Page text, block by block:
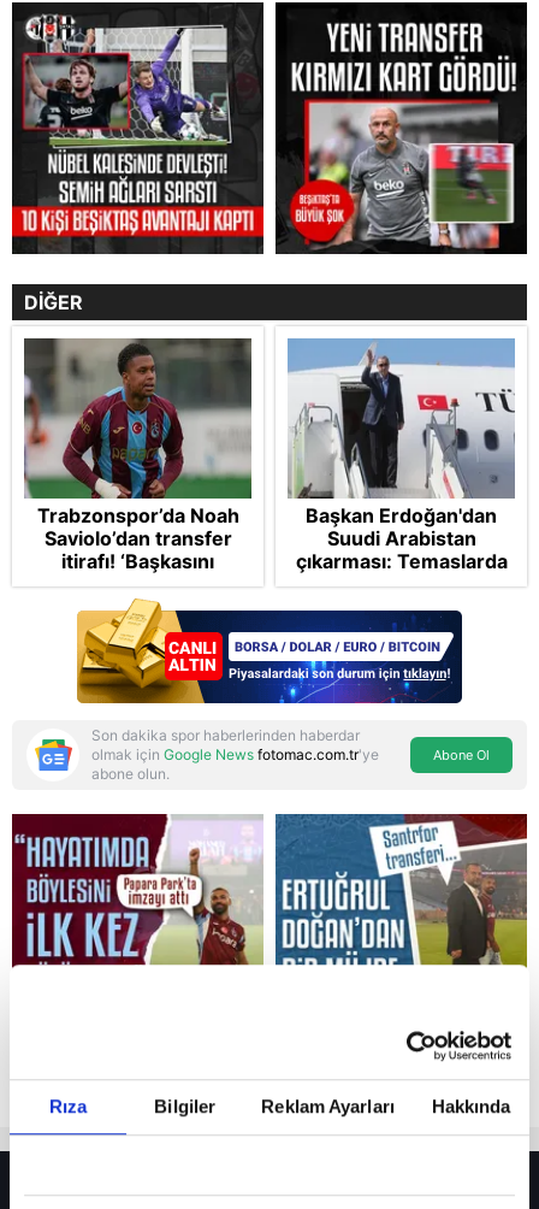
Rıza Bilgiler Reklam Ayarları Hakkında
Reddet
DİĞER
Trabzonspor’da Noah
Saviolo’dan transfer
itirafı! ‘Başkasını
izlemeye geldi’
Başkan Erdoğan'dan
Suudi Arabistan
çıkarması: Temaslarda
bulunacak
Son dakika spor haberlerinden haberdar
olmak için Google News fotomac.com.tr'ye
abone olun.
Abone Ol